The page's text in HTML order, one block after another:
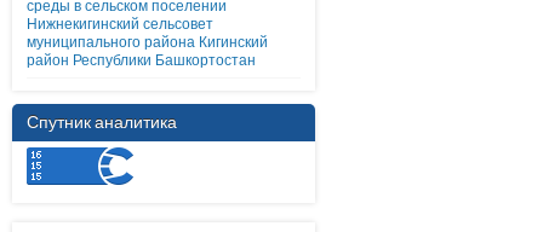
среды в сельском поселении
Нижнекигинский сельсовет
муниципального района Кигинский
район Республики Башкортостан
Спутник аналитика